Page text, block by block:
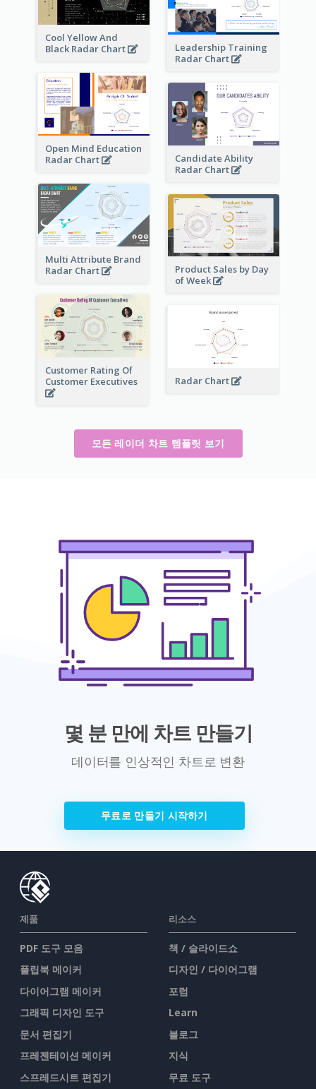
Cool Yellow And
Black Radar Chart
Leadership Training
Radar Chart
Open Mind Education
Radar Chart
Candidate Ability
Radar Chart
Multi Attribute Brand
Radar Chart
Product Sales by Day
of Week
Customer Rating Of
Customer Executives
Radar Chart
모든 레이더 차트 템플릿 보기
몇 분 만에 차트 만들기
데이터를 인상적인 차트로 변환
무료로 만들기 시작하기
제품
PDF 도구 모음
플립북 메이커
다이어그램 메이커
그래픽 디자인 도구
문서 편집기
프레젠테이션 메이커
스프레드시트 편집기
리소스
책 / 슬라이드쇼
디자인 / 다이어그램
포럼
Learn
블로그
지식
무료 도구